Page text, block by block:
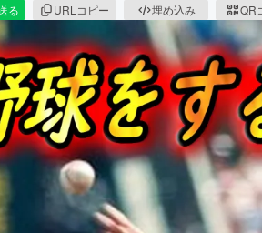
る URLコピー 埋め込み QR